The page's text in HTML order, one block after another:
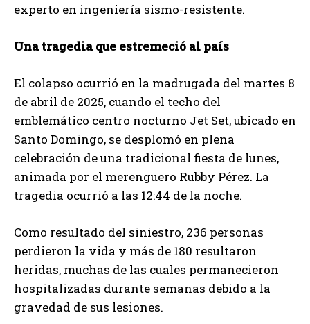
experto en ingeniería sismo-resistente.
Una tragedia que estremeció al país
El colapso ocurrió en la madrugada del martes 8
de abril de 2025, cuando el techo del
emblemático centro nocturno Jet Set, ubicado en
Santo Domingo, se desplomó en plena
celebración de una tradicional fiesta de lunes,
animada por el merenguero Rubby Pérez. La
tragedia ocurrió a las 12:44 de la noche.
Como resultado del siniestro, 236 personas
perdieron la vida y más de 180 resultaron
heridas, muchas de las cuales permanecieron
hospitalizadas durante semanas debido a la
gravedad de sus lesiones.